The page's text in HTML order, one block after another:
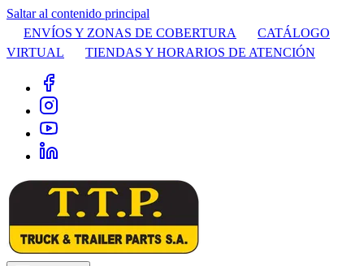
Saltar al contenido principal
ENVÍOS Y ZONAS DE COBERTURA
CATÁLOGO
VIRTUAL
TIENDAS Y HORARIOS DE ATENCIÓN